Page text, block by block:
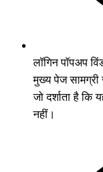
लॉगिन पॉपअप
मुख्य पेज सामग्री
जो दर्शाता है
नहीं।